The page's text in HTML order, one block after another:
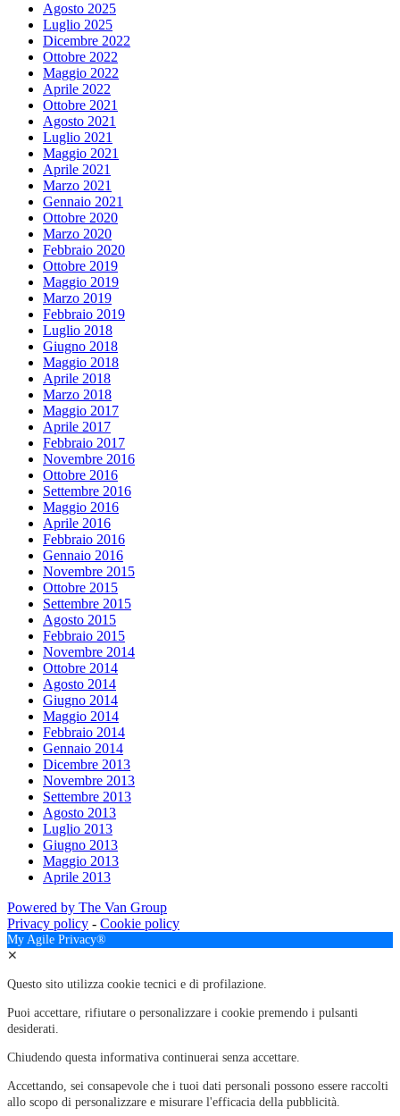
Agosto 2025
Luglio 2025
Dicembre 2022
Ottobre 2022
Maggio 2022
Aprile 2022
Ottobre 2021
Agosto 2021
Luglio 2021
Maggio 2021
Aprile 2021
Marzo 2021
Gennaio 2021
Ottobre 2020
Marzo 2020
Febbraio 2020
Ottobre 2019
Maggio 2019
Marzo 2019
Febbraio 2019
Luglio 2018
Giugno 2018
Maggio 2018
Aprile 2018
Marzo 2018
Maggio 2017
Aprile 2017
Febbraio 2017
Novembre 2016
Ottobre 2016
Settembre 2016
Maggio 2016
Aprile 2016
Febbraio 2016
Gennaio 2016
Novembre 2015
Ottobre 2015
Settembre 2015
Agosto 2015
Febbraio 2015
Novembre 2014
Ottobre 2014
Agosto 2014
Giugno 2014
Maggio 2014
Febbraio 2014
Gennaio 2014
Dicembre 2013
Novembre 2013
Settembre 2013
Agosto 2013
Luglio 2013
Giugno 2013
Maggio 2013
Aprile 2013
Powered by The Van Group
Privacy policy - Cookie policy
My Agile Privacy®
✕
Questo sito utilizza cookie tecnici e di profilazione.
Puoi accettare, rifiutare o personalizzare i cookie premendo i pulsanti
desiderati.
Chiudendo questa informativa continuerai senza accettare.
Accettando, sei consapevole che i tuoi dati personali possono essere raccolti
allo scopo di personalizzare e misurare l'efficacia della pubblicità.